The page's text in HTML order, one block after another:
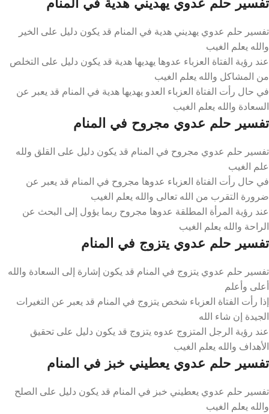
تفسير حلم عدوي يهديني هدية في المنام قد يكون دليل على الخير
والله يعلم الغيب
عند رؤية الفتاة العزباء عدوها يهديها هدية قد يكون دليل على التخلص
من المشاكل والله يعلم الغيب
في حال رأت الفتاة العزباء العدو يهديها هدية في المنام قد يعبر عن
السعادة والله يعلم الغيب
تفسير حلم عدوي مجروح في المنام
تفسير حلم عدوي مجروح في المنام قد يكون دليل على القلق ولله
علم الغيب
في حال رأت الفتاة العزباء عدوها مجروح في المنام قد يعبر عن
ضرورة التقرب من الله تعالى والله يعلم الغيب
عند رؤية المرأة المطلقة عدوها مجروح ربما يؤول إلى البحث عن
الراحة والله يعلم الغيب
تفسير حلم عدوي يتزوج في المنام
تفسير حلم عدوي يتزوج في المنام قد يكون إشارة إلى السعادة والله
أعلى وأعلم
إذا رأت الفتاة العزباء شخص يتزوج في المنام قد يعبر عن التغيرات
الجيدة إن شاء الله
عند رؤية الرجل المتزوج عدوه يتزوج قد يكون دليل على تحقيق
الأهداف والله يعلم الغيب
تفسير حلم عدوي يعطيني خبز في المنام
تفسير حلم عدوي يعطيني خبز في المنام قد يكون دليل على الصلح
والله يعلم الغيب